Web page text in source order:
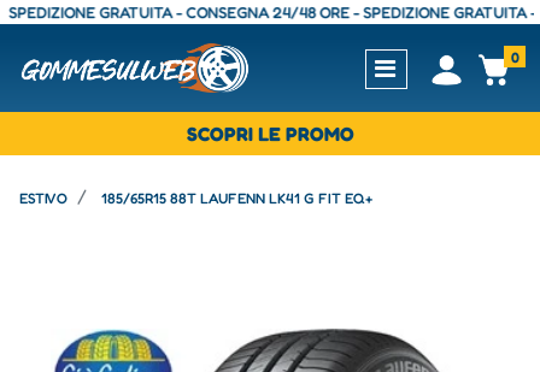
GRATUITA - CONSEGNA 24/48 ORE - SPEDIZIONE GRATUITA -
Open0
SCOPRI LE PROMO
ESTIVO 185/65R15 88T LAUFENN LK41 G FIT EQ+